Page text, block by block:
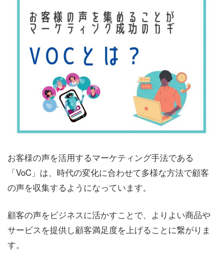
お客様の声を活用するマーケティング手法である
「VoC」は、時代の変化に合わせて多様な方法で顧客
の声を収集するようになっています。
顧客の声をビジネスに活かすことで、よりよい商品や
サービスを提供し顧客満足度を上げることに繋がりま
す。